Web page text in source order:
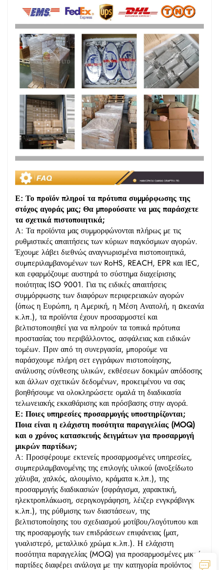
Ε: Το προϊόν πληροί τα πρότυπα συμμόρφωσης της
στόχος αγοράς μας; Θα μπορούσατε να μας παράσχετε
τα σχετικά πιστοποιητικά;
Α: Τα προϊόντα μας συμμορφώνονται πλήρως με τις
ρυθμιστικές απαιτήσεις των κύριων παγκόσμιων αγορών.
Έχουμε λάβει διεθνώς αναγνωρισμένα πιστοποιητικά,
συμπεριλαμβανομένων των RoHS, REACH, EPR και IEC,
και εφαρμόζουμε αυστηρά το σύστημα διαχείρισης
ποιότητας ISO 9001. Για τις ειδικές απαιτήσεις
συμμόρφωσης των διαφόρων περιφερειακών αγορών
(όπως η Ευρώπη, η Αμερική, η Μέση Ανατολή, η Ωκεανία
κ.λπ.), τα προϊόντα έχουν προσαρμοστεί και
βελτιστοποιηθεί για να πληρούν τα τοπικά πρότυπα
προστασίας του περιβάλλοντος, ασφάλειας και ειδικών
τομέων. Πριν από τη συνεργασία, μπορούμε να
παράσχουμε πλήρη σετ εγγράφων πιστοποίησης,
ανάλυσης σύνθεσης υλικών, εκθέσεων δοκιμών απόδοσης
και άλλων σχετικών δεδομένων, προκειμένου να σας
βοηθήσουμε να ολοκληρώσετε ομαλά τη διαδικασία
τελωνειακής εκκαθάρισης και πρόσβασης στην αγορά.
Ε: Ποιες υπηρεσίες προσαρμογής υποστηρίζονται;
Ποια είναι η ελάχιστη ποσότητα παραγγελίας (MOQ)
και ο χρόνος κατασκευής δειγμάτων για προσαρμογή
μικρών παρτίδων;
Α: Προσφέρουμε εκτενείς προσαρμοσμένες υπηρεσίες,
συμπεριλαμβανομένης της επιλογής υλικού (ανοξείδωτο
χάλυβα, χαλκός, αλουμίνιο, κράματα κ.λπ.), της
προσαρμογής διαδικασιών (σφράγισμα, χαρακτική,
ηλεκτροπλάκωση, σεριγκογράφηση, λέιζερ ενγκράβινγκ
κ.λπ.), της ρύθμισης των διαστάσεων, της
βελτιστοποίησης του σχεδιασμού μοτίβου/λογότυπου και
της προσαρμογής των επιδράσεων επιφάνειας (ματ,
γυαλιστερό, μεταλλικό χρώμα κ.λπ.). Η ελάχιστη
ποσότητα παραγγελίας (MOQ) για προσαρμοσμένες μικρές
παρτίδες διαφέρει ανάλογα με την κατηγορία προϊόντος και